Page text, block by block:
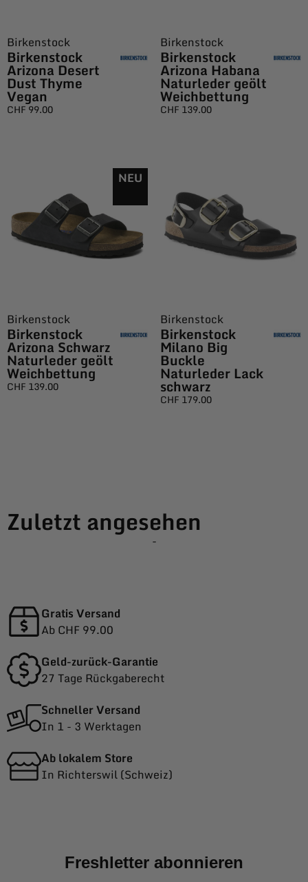
Birkenstock
Birkenstock
Arizona Desert
Dust Thyme
Vegan
CHF 99.00
Birkenstock
Birkenstock
Arizona Habana
Naturleder geölt
Weichbettung
CHF 139.00
NEU
Birkenstock
Birkenstock
Arizona Schwarz
Naturleder geölt
Weichbettung
CHF 139.00
Birkenstock
Birkenstock
Milano Big
Buckle
Naturleder Lack
schwarz
CHF 179.00
Zuletzt angesehen
-
Gratis Versand
Ab CHF 99.00
Geld-zurück-Garantie
27 Tage Rückgaberecht
Schneller Versand
In 1 - 3 Werktagen
Ab lokalem Store
In Richterswil (Schweiz)
Freshletter abonnieren